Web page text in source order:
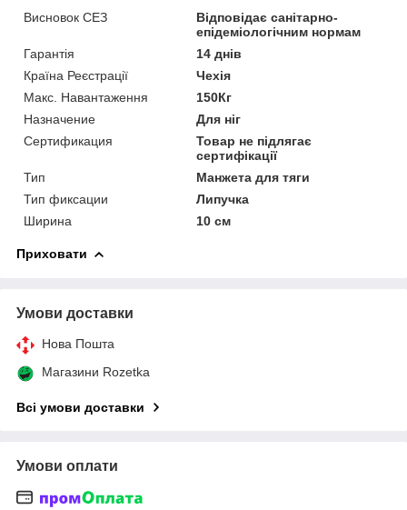
Висновок СЕЗ
Відповідає санітарно-
епідеміологічним нормам
Гарантія
14 днів
Країна Реєстрації
Чехія
Макс. Навантаження
150Кг
Назначение
Для ніг
Сертификация
Товар не підлягає
сертифікації
Тип
Манжета для тяги
Тип фиксации
Липучка
Ширина
10 см
Приховати
Умови доставки
Нова Пошта
Магазини Rozetka
Всі умови доставки
Умови оплати